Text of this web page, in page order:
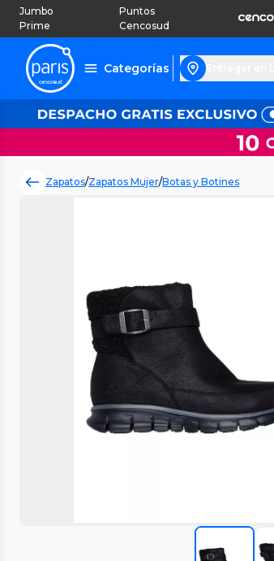
Jumbo
Prime
Puntos
Cencosud
Categorías
Zapatos/Zapatos Mujer/Botas y Botines